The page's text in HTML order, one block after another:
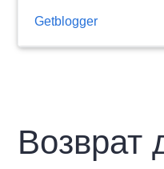
Getblogger
Возврат